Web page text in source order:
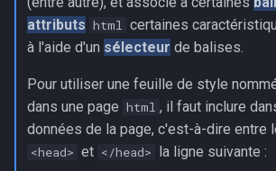
attributs html
certaines
à l'aide d'un sélecteur de balises.
Pour utiliser une feuille de style
dans une page html , il faut inclure
données de la page, c'est-à-dire entre
<head> et </head> la ligne suivante :